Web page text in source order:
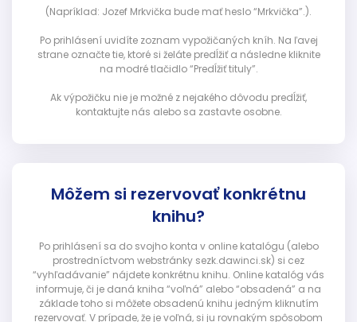
(Napríklad: Jozef Mrkvička bude mať heslo “Mrkvička”.).
Po prihlásení uvidíte zoznam vypožičaných kníh. Na ľavej
strane označte tie, ktoré si želáte predĺžiť a následne kliknite
na modré tlačidlo “Predĺžiť tituly”.
Ak výpožičku nie je možné z nejakého dôvodu predĺžiť,
kontaktujte nás alebo sa zastavte osobne.
Môžem si rezervovať konkrétnu
knihu?
Po prihlásení sa do svojho konta v online katalógu (alebo
prostredníctvom webstránky sezk.dawinci.sk) si cez
“vyhľadávanie” nájdete konkrétnu knihu. Online katalóg vás
informuje, či je daná kniha “voľná” alebo “obsadená” a na
základe toho si môžete obsadenú knihu jedným kliknutím
rezervovať. V prípade, že je voľná, si ju rovnakým spôsobom